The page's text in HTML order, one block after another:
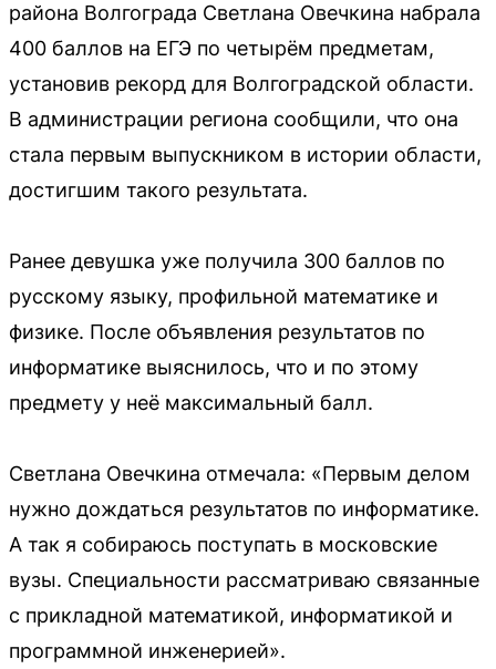
района Волгограда Светлана Овечкина набрала
400 баллов на ЕГЭ по четырём предметам,
установив рекорд для Волгоградской области.
В администрации региона сообщили, что она
стала первым выпускником в истории области,
достигшим такого результата.
Ранее девушка уже получила 300 баллов по
русскому языку, профильной математике и
физике. После объявления результатов по
информатике выяснилось, что и по этому
предмету у неё максимальный балл.
Светлана Овечкина отмечала: «Первым делом
нужно дождаться результатов по информатике.
А так я собираюсь поступать в московские
вузы. Специальности рассматриваю связанные
с прикладной математикой, информатикой и
программной инженерией».